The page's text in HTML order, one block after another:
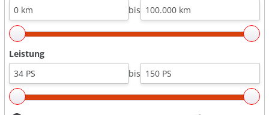
bis
Leistung
bis